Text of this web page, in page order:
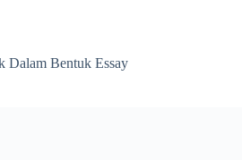
Dalam Bentuk Essay